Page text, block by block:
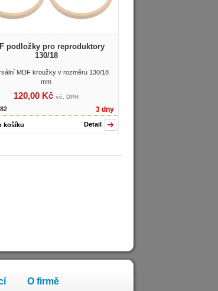
podložky pro reproduktory
130/18
MDF kroužky v rozměru 130/18
mm
120,00 Kč vč. DPH
3 dny
Detail
O firmě